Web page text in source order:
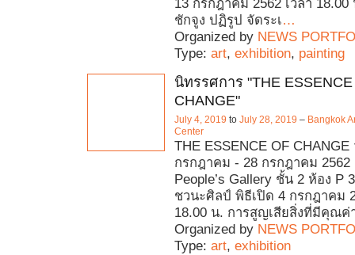
13 กรกฎาคม 2562 เวลา
ชักจูง ปฏิรูป จัดระเ…
Organized by NEWS
Type: art, exhibition, painting
นิทรรศการ "THE
CHANGE"
July 4, 2019 to July 28, 2019 – Bangkok
Center
THE ESSENCE OF
กรกฎาคม - 28 กรกฎาคม
People’s Gallery ชั้น 2 ห้อง P
ชวนะศิลป์ พิธีเปิด 4 กรกฎาคม
18.00 น. การสูญเสียสิ่งที่มีคุณค่
Organized by NEWS
Type: art, exhibition